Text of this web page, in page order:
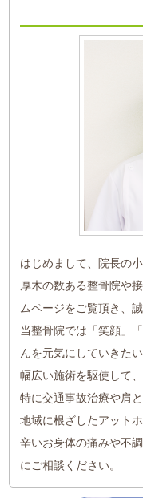
はじめまして、院長の小
厚木の数ある整骨院や
ムページをご覧頂き、
当整骨院では「笑顔」
んを元気にしていきた
幅広い施術を駆使して
特に交通事故治療や肩
地域に根ざしたアット
辛いお身体の痛みや不
にご相談ください。